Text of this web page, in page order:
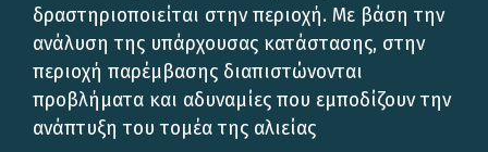
δραστηριοποιείται στην περιοχή. Με βάση την
ανάλυση της υπάρχουσας κατάστασης, στην
περιοχή παρέμβασης διαπιστώνονται
προβλήματα και αδυναμίες που εμποδίζουν την
ανάπτυξη του τομέα της αλιείας